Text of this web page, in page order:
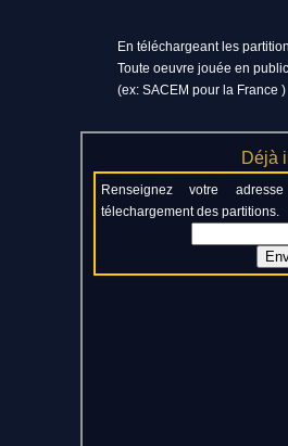
En téléchargeant les
Toute oeuvre jouée en
(ex: SACEM pour la France )
Déjà
Renseignez votre
télechargement des partitions.